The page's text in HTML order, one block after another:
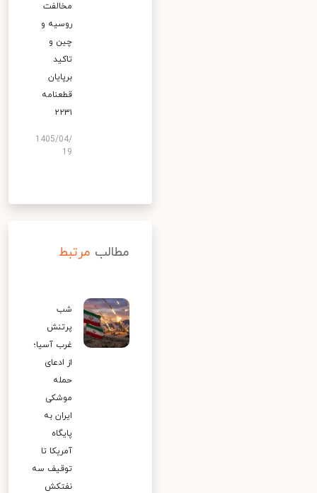
مخالفت
روسیه و
چین و
تاکید
برپایان
قطعنامه
۲۲۳۱
1405/04/
19
مطالب مرتبط
شب
پرتنش
غرب آسیا؛
از ادعای
حمله
موشکی
ایران به
پایگاه
آمریکا تا
توقیف سه
نفتکش